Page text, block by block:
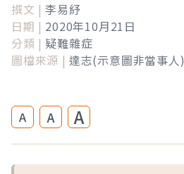
撰文 | 李易紓
日期 | 2020年10月21日
分類 | 疑難雜症
圖檔來源 | 達志(示意圖非當事人)
A A A